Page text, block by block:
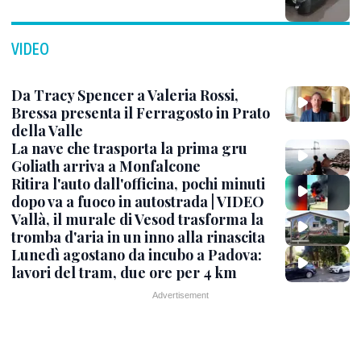
VIDEO
Da Tracy Spencer a Valeria Rossi,
Bressa presenta il Ferragosto in Prato
della Valle
La nave che trasporta la prima gru
Goliath arriva a Monfalcone
Ritira l'auto dall'officina, pochi minuti
dopo va a fuoco in autostrada | VIDEO
Vallà, il murale di Vesod trasforma la
tromba d'aria in un inno alla rinascita
Lunedì agostano da incubo a Padova:
lavori del tram, due ore per 4 km